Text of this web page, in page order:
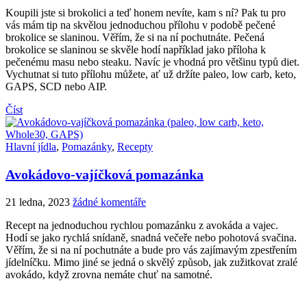
Koupili jste si brokolici a teď honem nevíte, kam s ní? Pak tu pro
vás mám tip na skvělou jednoduchou přílohu v podobě pečené
brokolice se slaninou. Věřím, že si na ní pochutnáte. Pečená
brokolice se slaninou se skvěle hodí například jako příloha k
pečenému masu nebo steaku. Navíc je vhodná pro většinu typů diet.
Vychutnat si tuto přílohu můžete, ať už držíte paleo, low carb, keto,
GAPS, SCD nebo AIP.
Číst
Hlavní jídla, Pomazánky, Recepty
Avokádovo-vajíčková pomazánka
21 ledna, 2023 žádné komentáře
Recept na jednoduchou rychlou pomazánku z avokáda a vajec.
Hodí se jako rychlá snídaně, snadná večeře nebo pohotová svačina.
Věřím, že si na ní pochutnáte a bude pro vás zajímavým zpestřením
jídelníčku. Mimo jiné se jedná o skvělý způsob, jak zužitkovat zralé
avokádo, když zrovna nemáte chuť na samotné.